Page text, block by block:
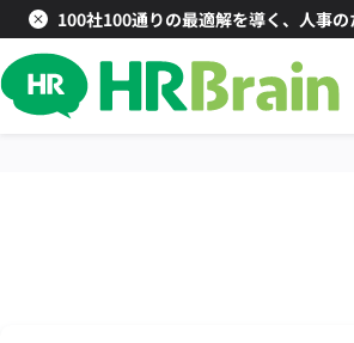
100社100通りの最適解を導く、人事